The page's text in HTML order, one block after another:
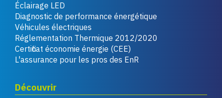
Éclairage LED
Diagnostic de performance énergétique
Véhicules électriques
Réglementation Thermique 2012/2020
Certificat économie énergie (CEE)
L'assurance pour les pros des EnR
Découvrir